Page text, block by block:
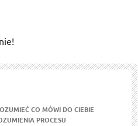
CO MÓWI DO CIEBIE
PROCESU